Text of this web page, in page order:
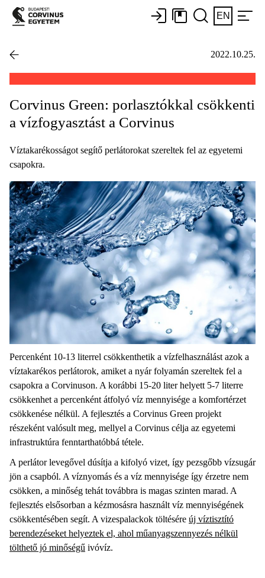
EN
2022.10.25.
Corvinus Green: porlasztókkal csökkenti
a vízfogyasztást a Corvinus
Víztakarékosságot segítő perlátorokat szereltek fel az egyetemi
csapokra.
Percenként 10-13 literrel csökkenthetik a vízfelhasználást azok a
víztakarékos perlátorok, amiket a nyár folyamán szereltek fel a
csapokra a Corvinuson. A korábbi 15-20 liter helyett 5-7 literre
csökkenhet a percenként átfolyó víz mennyisége a komfortérzet
csökkenése nélkül. A fejlesztés a Corvinus Green projekt
részeként valósult meg, mellyel a Corvinus célja az egyetemi
infrastruktúra fenntarthatóbbá tétele.
A perlátor levegővel dúsítja a kifolyó vizet, így pezsgőbb vízsugár
jön a csapból. A víznyomás és a víz mennyisége így érzetre nem
csökken, a minőség tehát továbbra is magas szinten marad. A
fejlesztés elsősorban a kézmosásra használt víz mennyiségének
csökkentésében segít. A vizespalackok töltésére új víztisztító
berendezéseket helyeztek el, ahol műanyagszennyezés nélkül
tölthető jó minőségű ivóvíz.